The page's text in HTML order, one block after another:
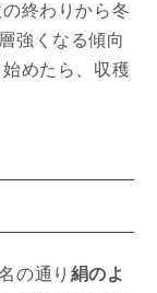
終わりから冬
強くなる傾向
めたら、収穫
の通り 絹のよ